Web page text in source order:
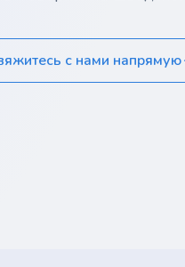
с нами напрямую